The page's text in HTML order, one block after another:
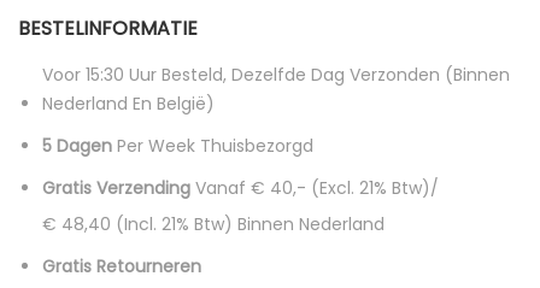
BESTELINFORMATIE
Voor 15:30 Uur Besteld, Dezelfde Dag Verzonden (binnen
Nederland En België)
5 Dagen Per Week Thuisbezorgd
Gratis Verzending Vanaf € 40,- (excl. 21% Btw)/
€ 48,40 (incl. 21% Btw) Binnen Nederland
Gratis Retourneren